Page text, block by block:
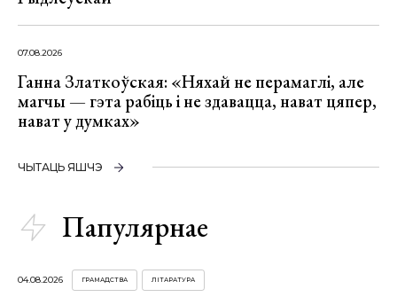
07.08.2026
Ганна Златкоўская: «Няхай не перамаглі, але
магчы — гэта рабіць і не здавацца, нават цяпер,
нават у думках»
ЧЫТАЦЬ ЯШЧЭ
Папулярнае
04.08.2026 ГРАМАДСТВА ЛІТАРАТУРА